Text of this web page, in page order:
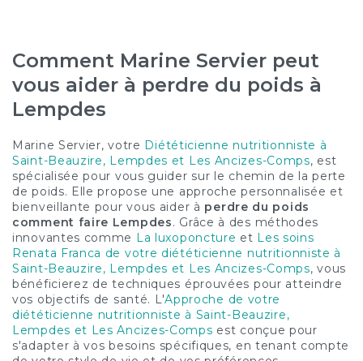
Comment Marine Servier peut
vous aider à perdre du poids à
Lempdes
Marine Servier, votre Diététicienne nutritionniste à
Saint-Beauzire, Lempdes et Les Ancizes-Comps, est
spécialisée pour vous guider sur le chemin de la perte
de poids. Elle propose une approche personnalisée et
bienveillante pour vous aider à perdre du poids
comment faire Lempdes. Grâce à des méthodes
innovantes comme La luxoponcture et Les soins
Renata Franca de votre diététicienne nutritionniste à
Saint-Beauzire, Lempdes et Les Ancizes-Comps, vous
bénéficierez de techniques éprouvées pour atteindre
vos objectifs de santé. L'Approche de votre
diététicienne nutritionniste à Saint-Beauzire,
Lempdes et Les Ancizes-Comps est conçue pour
s'adapter à vos besoins spécifiques, en tenant compte